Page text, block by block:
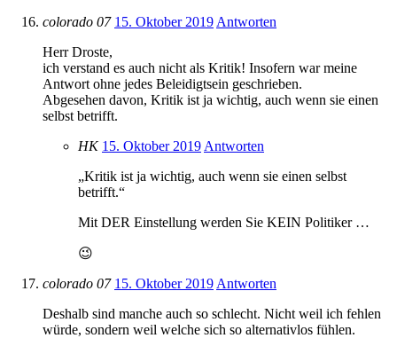
colorado 07 15. Oktober 2019 Antworten
Herr Droste,
ich verstand es auch nicht als Kritik! Insofern war meine
Antwort ohne jedes Beleidigtsein geschrieben.
Abgesehen davon, Kritik ist ja wichtig, auch wenn sie einen
selbst betrifft.
HK 15. Oktober 2019 Antworten
„Kritik ist ja wichtig, auch wenn sie einen selbst
betrifft.“
Mit DER Einstellung werden Sie KEIN Politiker …
😉
colorado 07 15. Oktober 2019 Antworten
Deshalb sind manche auch so schlecht. Nicht weil ich fehlen
würde, sondern weil welche sich so alternativlos fühlen.